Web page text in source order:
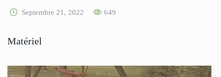
Septembre 21, 2022 649
Matériel